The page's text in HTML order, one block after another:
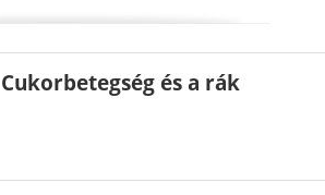
Cukorbetegség és a rák